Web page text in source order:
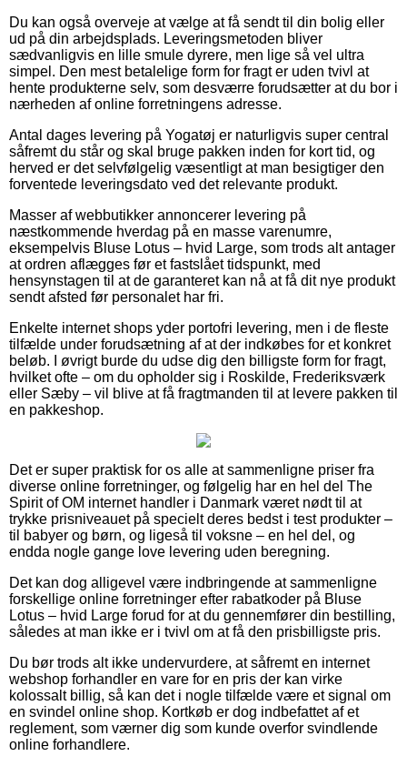
Du kan også overveje at vælge at få sendt til din bolig eller
ud på din arbejdsplads. Leveringsmetoden bliver
sædvanligvis en lille smule dyrere, men lige så vel ultra
simpel. Den mest betalelige form for fragt er uden tvivl at
hente produkterne selv, som desværre forudsætter at du bor i
nærheden af online forretningens adresse.
Antal dages levering på Yogatøj er naturligvis super central
såfremt du står og skal bruge pakken inden for kort tid, og
herved er det selvfølgelig væsentligt at man besigtiger den
forventede leveringsdato ved det relevante produkt.
Masser af webbutikker annoncerer levering på
næstkommende hverdag på en masse varenumre,
eksempelvis Bluse Lotus – hvid Large, som trods alt antager
at ordren aflægges før et fastslået tidspunkt, med
hensynstagen til at de garanteret kan nå at få dit nye produkt
sendt afsted før personalet har fri.
Enkelte internet shops yder portofri levering, men i de fleste
tilfælde under forudsætning af at der indkøbes for et konkret
beløb. I øvrigt burde du udse dig den billigste form for fragt,
hvilket ofte – om du opholder sig i Roskilde, Frederiksværk
eller Sæby – vil blive at få fragtmanden til at levere pakken til
en pakkeshop.
Det er super praktisk for os alle at sammenligne priser fra
diverse online forretninger, og følgelig har en hel del The
Spirit of OM internet handler i Danmark været nødt til at
trykke prisniveauet på specielt deres bedst i test produkter –
til babyer og børn, og ligeså til voksne – en hel del, og
endda nogle gange love levering uden beregning.
Det kan dog alligevel være indbringende at sammenligne
forskellige online forretninger efter rabatkoder på Bluse
Lotus – hvid Large forud for at du gennemfører din bestilling,
således at man ikke er i tvivl om at få den prisbilligste pris.
Du bør trods alt ikke undervurdere, at såfremt en internet
webshop forhandler en vare for en pris der kan virke
kolossalt billig, så kan det i nogle tilfælde være et signal om
en svindel online shop. Kortkøb er dog indbefattet af et
reglement, som værner dig som kunde overfor svindlende
online forhandlere.